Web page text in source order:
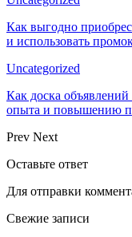
Как выгодно
и использовать
Uncategorized
Как доска
опыта и повышению
Prev Next
Оставьте ответ
Для отправки
Свежие записи